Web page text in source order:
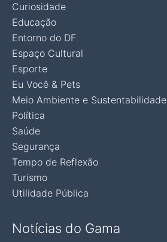
Curiosidade
Educação
Entorno do DF
Espaço Cultural
Esporte
Eu Você & Pets
Meio Ambiente e Sustentabilidade
Política
Saúde
Segurança
Tempo de Reflexão
Turismo
Utilidade Pública
Notícias do Gama